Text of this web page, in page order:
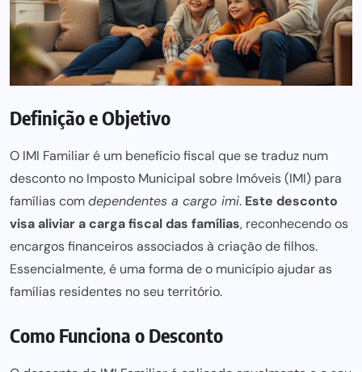
Definição e Objetivo
O IMI Familiar é um benefício fiscal que se traduz num
desconto no Imposto Municipal sobre Imóveis (IMI) para
famílias comdependentes a cargo imi. Este desconto
visa aliviar a carga fiscal das famílias, reconhecendo os
encargos financeiros associados à criação de filhos.
Essencialmente, é uma forma de o município ajudar as
famílias residentes no seu território.
Como Funciona o Desconto